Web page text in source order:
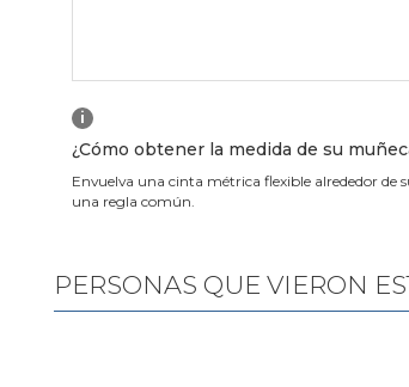
i
¿Cómo obtener la medida de su
Envuelva una cinta métrica flexible alrededor de
una regla común.
PERSONAS QUE VIERON